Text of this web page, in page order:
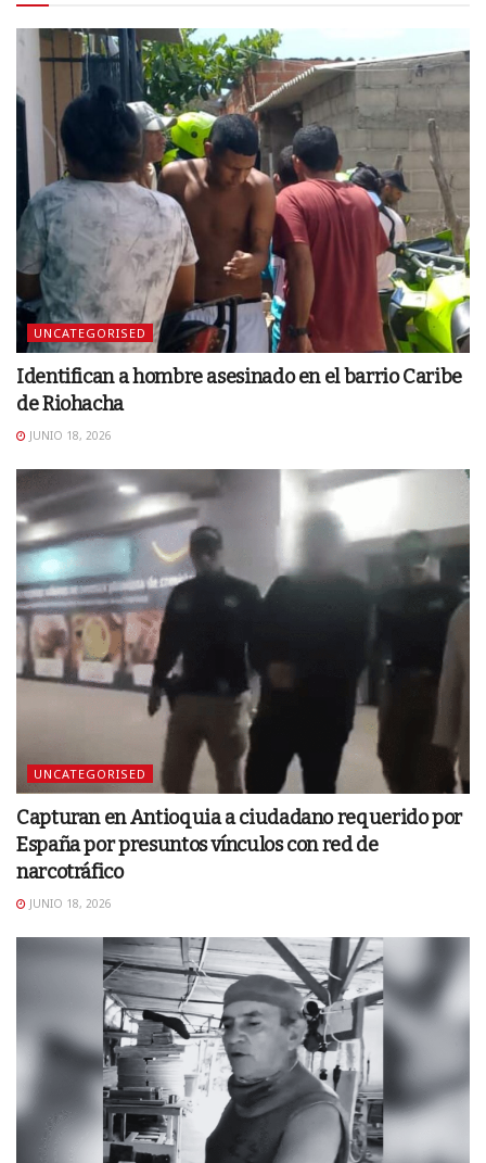
UNCATEGORISED
Identifican a hombre asesinado en el barrio Caribe
de Riohacha
JUNIO 18, 2026
UNCATEGORISED
Capturan en Antioquia a ciudadano requerido por
España por presuntos vínculos con red de
narcotráfico
JUNIO 18, 2026